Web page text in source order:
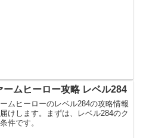
ームヒーロー攻略 レベル284
ムヒーローのレベル284の攻略情報
けします。まずは、レベル284のク
件です。